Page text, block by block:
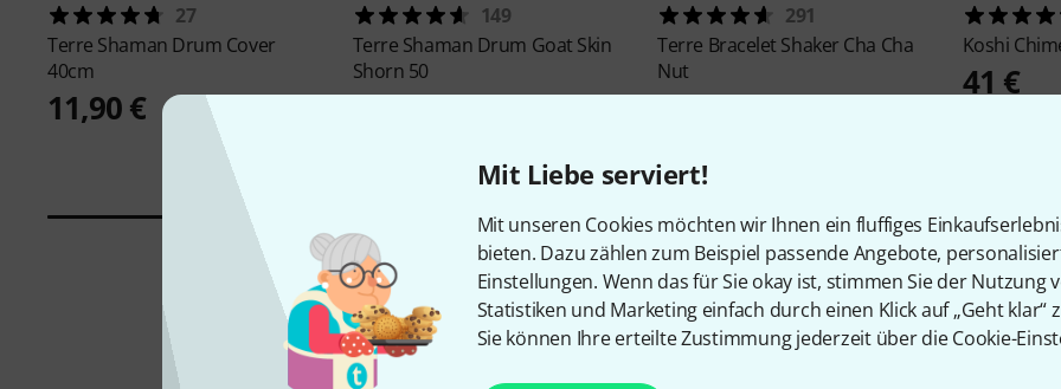
Mit Liebe serviert!
Mit unseren Cookies möchten wir Ihnen ein fluffiges
bieten. Dazu zählen zum Beispiel passende Angebote,
Einstellungen. Wenn das für Sie okay ist, stimmen Sie der Nutzung
Statistiken und Marketing einfach durch einen Klick auf „Geht klar“
Sie können Ihre erteilte Zustimmung jederzeit über die Cookie-
27
Terre Shaman Drum Cover
40cm
11,90 €
149
Terre Shaman Drum Goat Skin
Shorn 50
99 €
291
Terre Bracelet Shaker Cha Cha
Nut
10,90 €
Koshi
41 €
70Kundenbewertungen